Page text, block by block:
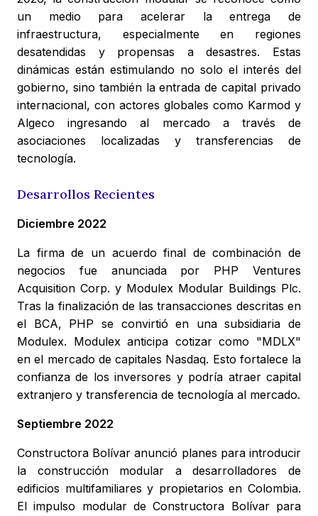
un medio para acelerar la entrega de
infraestructura, especialmente en regiones
desatendidas y propensas a desastres. Estas
dinámicas están estimulando no solo el interés del
gobierno, sino también la entrada de capital privado
internacional, con actores globales como Karmod y
Algeco ingresando al mercado a través de
asociaciones localizadas y transferencias de
tecnología.
Desarrollos Recientes
Diciembre 2022
La firma de un acuerdo final de combinación de
negocios fue anunciada por PHP Ventures
Acquisition Corp. y Modulex Modular Buildings Plc.
Tras la finalización de las transacciones descritas en
el BCA, PHP se convirtió en una subsidiaria de
Modulex. Modulex anticipa cotizar como "MDLX"
en el mercado de capitales Nasdaq. Esto fortalece la
confianza de los inversores y podría atraer capital
extranjero y transferencia de tecnología al mercado.
Septiembre 2022
Constructora Bolívar anunció planes para introducir
la construcción modular a desarrolladores de
edificios multifamiliares y propietarios en Colombia.
El impulso modular de Constructora Bolívar para